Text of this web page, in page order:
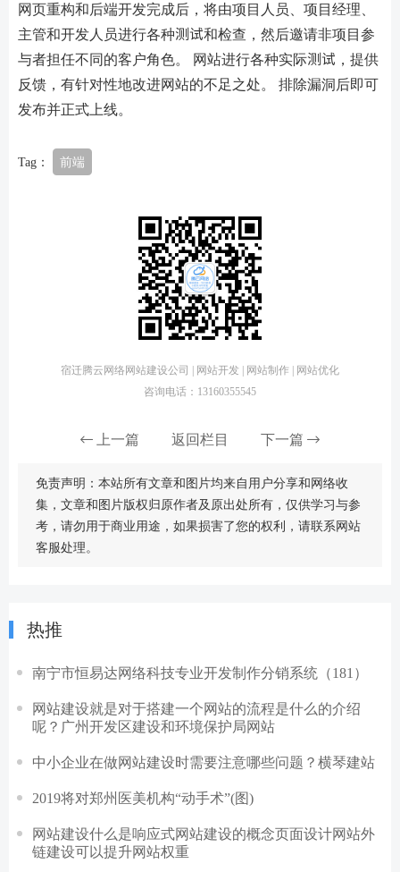
网页重构和后端开发完成后，将由项目人员、项目经理、
主管和开发人员进行各种测试和检查，然后邀请非项目参
与者担任不同的客户角色。 网站进行各种实际测试，提供
反馈，有针对性地改进网站的不足之处。 排除漏洞后即可
发布并正式上线。
Tag： 前端
宿迁腾云网络网站建设公司 | 网站开发 | 网站制作 | 网站优化
咨询电话：13160355545
上一篇 返回栏目 下一篇
免责声明：本站所有文章和图片均来自用户分享和网络收
集，文章和图片版权归原作者及原出处所有，仅供学习与参
考，请勿用于商业用途，如果损害了您的权利，请联系网站
客服处理。
热推
南宁市恒易达网络科技专业开发制作分销系统（181）
网站建设就是对于搭建一个网站的流程是什么的介绍
呢？广州开发区建设和环境保护局网站
中小企业在做网站建设时需要注意哪些问题？横琴建站
2019将对郑州医美机构“动手术”(图)
网站建设什么是响应式网站建设的概念页面设计网站外
链建设可以提升网站权重